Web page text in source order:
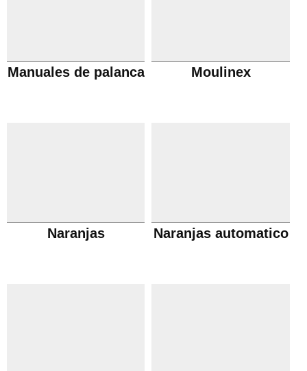
Manuales de palanca Moulinex
Naranjas Naranjas automatico